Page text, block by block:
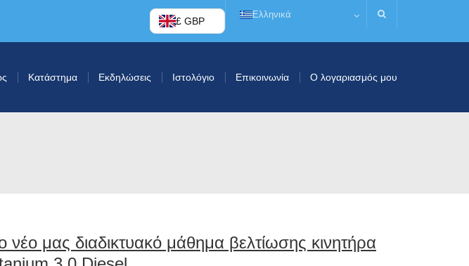
£ GBP
Ελληνικά
Κατάστημα Εκδηλώσεις Ιστολόγιο Επικοινωνία Ο λογαριασμός μου
νέο μας διαδικτυακό μάθημα βελτίωσης κινητήρα